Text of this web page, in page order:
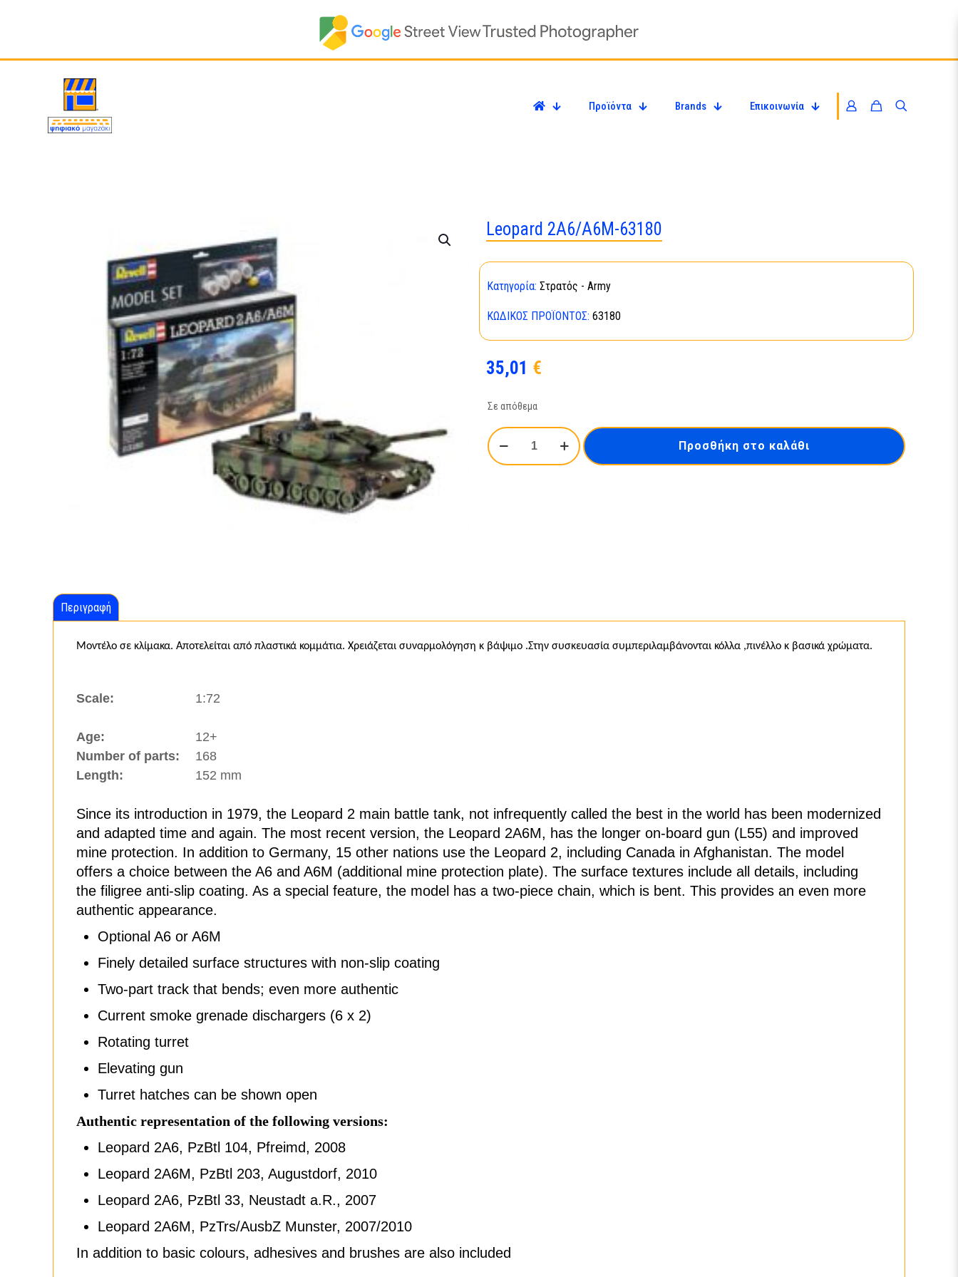
Προϊόντα Brands Επικοινωνία
Leopard 2A6/A6M-63180
Κατηγορία: Στρατός - Army
ΚΩΔΙΚΌΣ ΠΡΟΪΌΝΤΟΣ: 63180
35,01 €
Σε απόθεμα
Leopard
2A6/A6M-
Προσθήκη στο καλάθι
Περιγραφή
Μοντέλο σε κλίμακα. Αποτελείται από πλαστικά κομμάτια. Χρειάζεται συναρμολόγηση κ βάψιμο .Στην συσκευασία συμπεριλαμβάνονται κόλλα ,πινέλλο κ βασικά χρώματα.
Scale: 1:72
Age:
12+
Number of parts:
168
Length:
152 mm
Since its introduction in 1979, the Leopard 2 main battle tank, not infrequently called the best in the world has been modernized
and adapted time and again. The most recent version, the Leopard 2A6M, has the longer on-board gun (L55) and improved
mine protection. In addition to Germany, 15 other nations use the Leopard 2, including Canada in Afghanistan. The model
offers a choice between the A6 and A6M (additional mine protection plate). The surface textures include all details, including
the filigree anti-slip coating. As a special feature, the model has a two-piece chain, which is bent. This provides an even more
authentic appearance.
Optional A6 or A6M
Finely detailed surface structures with non-slip coating
Two-part track that bends; even more authentic
Current smoke grenade dischargers (6 x 2)
Rotating turret
Elevating gun
Turret hatches can be shown open
Authentic representation of the following versions:
Leopard 2A6, PzBtl 104, Pfreimd, 2008
Leopard 2A6M, PzBtl 203, Augustdorf, 2010
Leopard 2A6, PzBtl 33, Neustadt a.R., 2007
Leopard 2A6M, PzTrs/AusbZ Munster, 2007/2010
In addition to basic colours, adhesives and brushes are also included